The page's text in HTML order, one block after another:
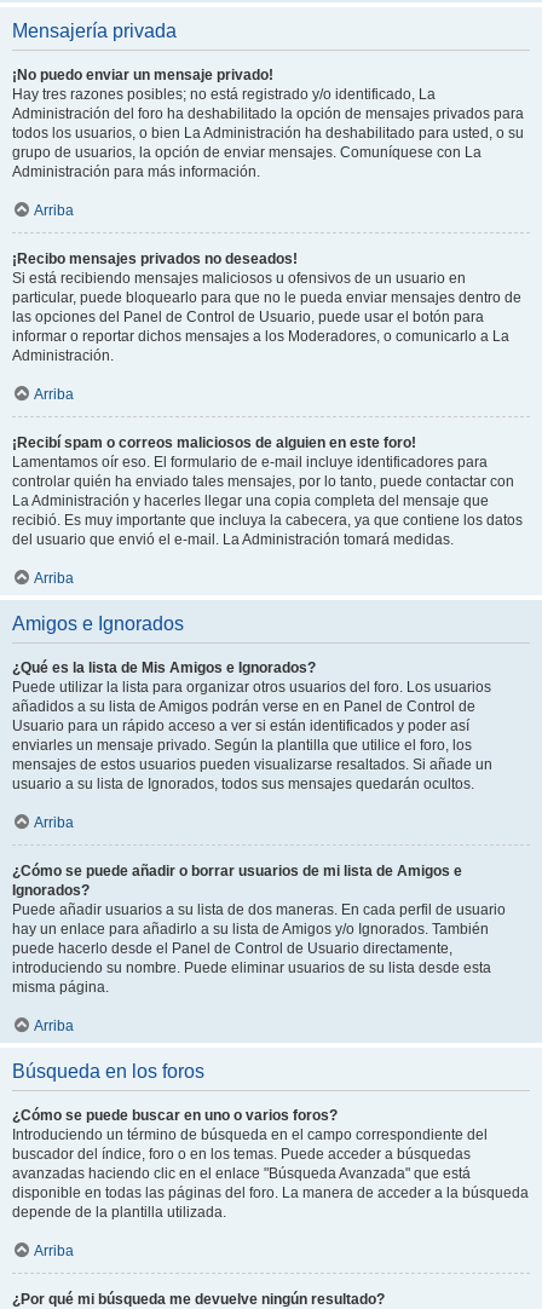
Mensajería privada
¡No puedo enviar un mensaje privado!
Hay tres razones posibles; no está registrado y/o identificado, La
Administración del foro ha deshabilitado la opción de mensajes privados para
todos los usuarios, o bien La Administración ha deshabilitado para usted, o su
grupo de usuarios, la opción de enviar mensajes. Comuníquese con La
Administración para más información.
Arriba
¡Recibo mensajes privados no deseados!
Si está recibiendo mensajes maliciosos u ofensivos de un usuario en
particular, puede bloquearlo para que no le pueda enviar mensajes dentro de
las opciones del Panel de Control de Usuario, puede usar el botón para
informar o reportar dichos mensajes a los Moderadores, o comunicarlo a La
Administración.
Arriba
¡Recibí spam o correos maliciosos de alguien en este foro!
Lamentamos oír eso. El formulario de e-mail incluye identificadores para
controlar quién ha enviado tales mensajes, por lo tanto, puede contactar con
La Administración y hacerles llegar una copia completa del mensaje que
recibió. Es muy importante que incluya la cabecera, ya que contiene los datos
del usuario que envió el e-mail. La Administración tomará medidas.
Arriba
Amigos e Ignorados
¿Qué es la lista de Mis Amigos e Ignorados?
Puede utilizar la lista para organizar otros usuarios del foro. Los usuarios
añadidos a su lista de Amigos podrán verse en en Panel de Control de
Usuario para un rápido acceso a ver si están identificados y poder así
enviarles un mensaje privado. Según la plantilla que utilice el foro, los
mensajes de estos usuarios pueden visualizarse resaltados. Si añade un
usuario a su lista de Ignorados, todos sus mensajes quedarán ocultos.
Arriba
¿Cómo se puede añadir o borrar usuarios de mi lista de Amigos e
Ignorados?
Puede añadir usuarios a su lista de dos maneras. En cada perfil de usuario
hay un enlace para añadirlo a su lista de Amigos y/o Ignorados. También
puede hacerlo desde el Panel de Control de Usuario directamente,
introduciendo su nombre. Puede eliminar usuarios de su lista desde esta
misma página.
Arriba
Búsqueda en los foros
¿Cómo se puede buscar en uno o varios foros?
Introduciendo un término de búsqueda en el campo correspondiente del
buscador del índice, foro o en los temas. Puede acceder a búsquedas
avanzadas haciendo clic en el enlace "Búsqueda Avanzada" que está
disponible en todas las páginas del foro. La manera de acceder a la búsqueda
depende de la plantilla utilizada.
Arriba
¿Por qué mi búsqueda me devuelve ningún resultado?